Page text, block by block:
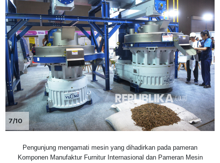
7/10
Pengunjung mengamati mesin yang dihadirkan pada pameran
Komponen Manufaktur Furnitur Internasional dan Pameran Mesin